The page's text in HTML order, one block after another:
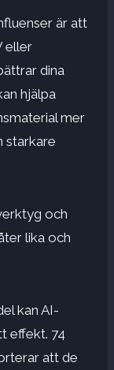
är att
eller
dina
hjälpa
mer
starkare
och
lika och
kan AI-
effekt. 74
att de